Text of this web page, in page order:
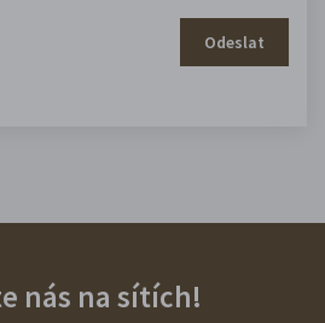
Odeslat
nás na sítích!